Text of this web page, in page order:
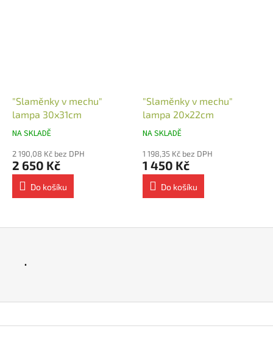
"Slaměnky v mechu"
lampa 30x31cm
NA SKLADĚ
2 190,08 Kč bez DPH
2 650 Kč
Do košíku
"Slaměnky v mechu"
lampa 20x22cm
NA SKLADĚ
1 198,35 Kč bez DPH
1 450 Kč
Do košíku
.